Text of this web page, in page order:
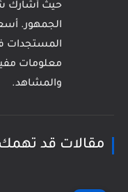
حيث أشارك
الجمهور.
المستجدات
معلومات
والمشاهد.
مقالات قد تهمك